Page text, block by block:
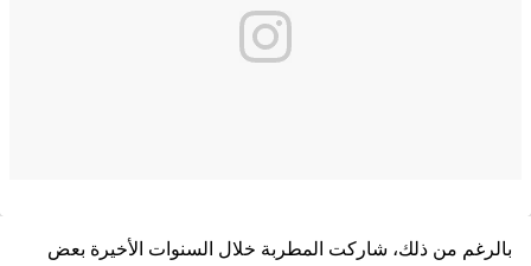
بالرغم من ذلك، شاركت المطربة خلال السنوات الأخيرة بعض